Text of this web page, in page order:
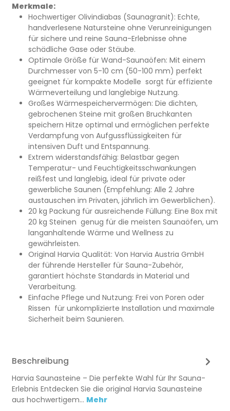
Merkmale:
Hochwertiger Olivindiabas (Saunagranit): Echte,
handverlesene Natursteine ohne Verunreinigungen 
für sichere und reine Sauna-Erlebnisse ohne
schädliche Gase oder Stäube.
Optimale Größe für Wand-Saunaöfen: Mit einem
Durchmesser von 5-10 cm (50-100 mm) perfekt
geeignet für kompakte Modelle  sorgt für effiziente
Wärmeverteilung und langlebige Nutzung.
Großes Wärmespeichervermögen: Die dichten,
gebrochenen Steine mit großen Bruchkanten
speichern Hitze optimal und ermöglichen perfekte
Verdampfung von Aufgussflüssigkeiten für
intensiven Duft und Entspannung.
Extrem widerstandsfähig: Belastbar gegen
Temperatur- und Feuchtigkeitsschwankungen 
reißfest und langlebig, ideal für private oder
gewerbliche Saunen (Empfehlung: Alle 2 Jahre
austauschen im Privaten, jährlich im Gewerblichen).
20 kg Packung für ausreichende Füllung: Eine Box mit
20 kg Steinen  genug für die meisten Saunaöfen, um
langanhaltende Wärme und Wellness zu
gewährleisten.
Original Harvia Qualität: Von Harvia Austria GmbH 
der führende Hersteller für Sauna-Zubehör,
garantiert höchste Standards in Material und
Verarbeitung.
Einfache Pflege und Nutzung: Frei von Poren oder
Rissen  für unkomplizierte Installation und maximale
Sicherheit beim Saunieren.
Beschreibung
Harvia Saunasteine – Die perfekte Wahl für Ihr Sauna-
Erlebnis Entdecken Sie die original Harvia Saunasteine
aus hochwertigem… Mehr